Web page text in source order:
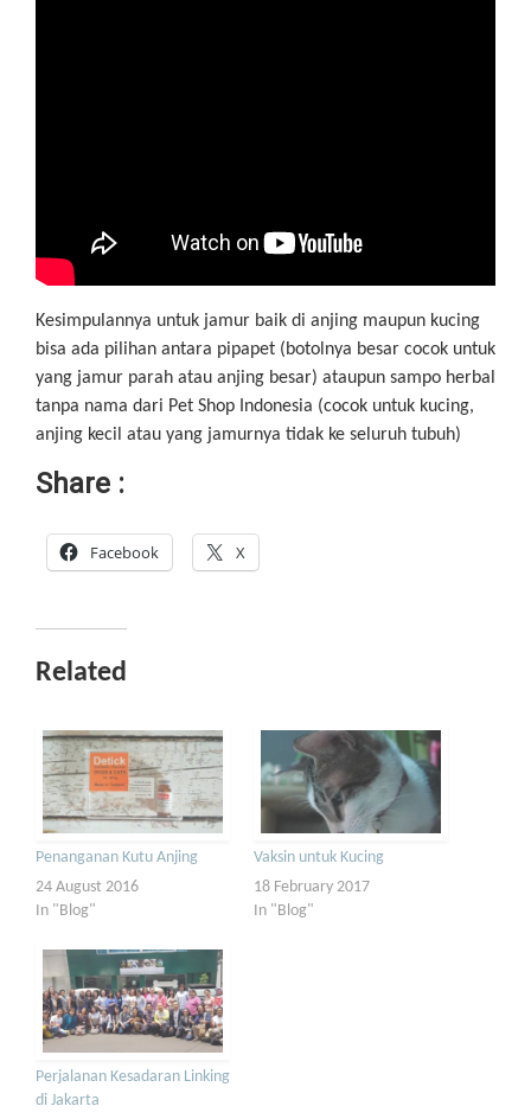
Kesimpulannya untuk jamur baik di anjing maupun kucing
bisa ada pilihan antara pipapet (botolnya besar cocok untuk
yang jamur parah atau anjing besar) ataupun sampo herbal
tanpa nama dari Pet Shop Indonesia (cocok untuk kucing,
anjing kecil atau yang jamurnya tidak ke seluruh tubuh)
Share :
Facebook X
Related
Penanganan Kutu Anjing
24 August 2016
In "Blog"
Vaksin untuk Kucing
18 February 2017
In "Blog"
Perjalanan Kesadaran Linking
di Jakarta